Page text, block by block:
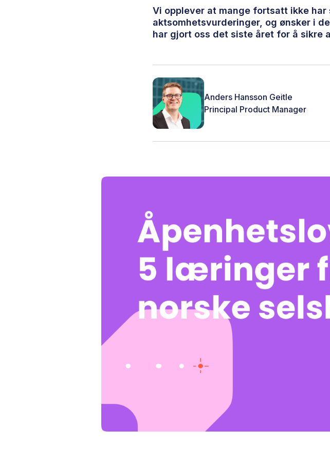
Vi opplever at mange fortsatt ikke
aktsomhetsvurderinger, og ønsker i
har gjort oss det siste året for å sikre
Anders Hansson Geitle
Principal Product Manager